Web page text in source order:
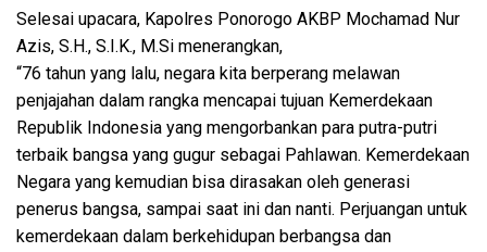
Selesai upacara, Kapolres Ponorogo AKBP Mochamad Nur
Azis, S.H., S.I.K., M.Si menerangkan,
“76 tahun yang lalu, negara kita berperang melawan
penjajahan dalam rangka mencapai tujuan Kemerdekaan
Republik Indonesia yang mengorbankan para putra-putri
terbaik bangsa yang gugur sebagai Pahlawan. Kemerdekaan
Negara yang kemudian bisa dirasakan oleh generasi
penerus bangsa, sampai saat ini dan nanti. Perjuangan untuk
kemerdekaan dalam berkehidupan berbangsa dan